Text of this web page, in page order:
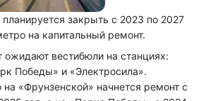
закрыть с 2023 по 2027
на капитальный ремонт.
ожидают вестибюли на станциях:
Победы» и «Электросила».
на «Фрунзенской» начнется ремонт с